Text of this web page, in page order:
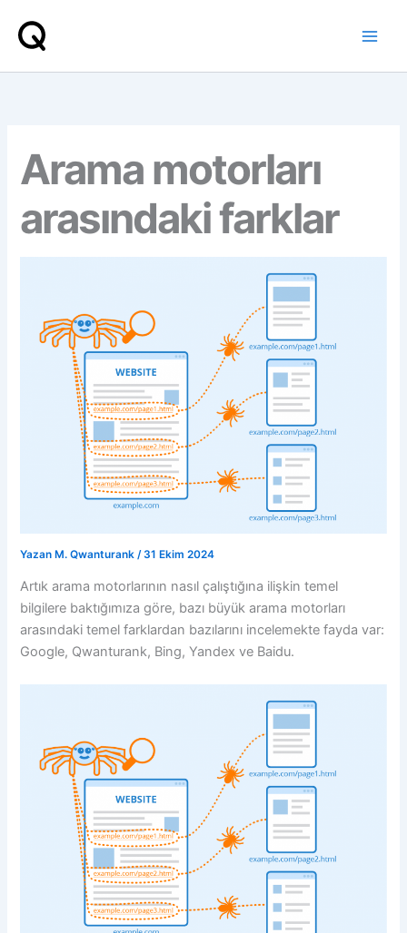
atla
Arama motorları
arasındaki farklar
Yazan M. Qwanturank /31 Ekim 2024
Artık arama motorlarının nasıl çalıştığına ilişkin temel
bilgilere baktığımıza göre, bazı büyük arama motorları
arasındaki temel farklardan bazılarını incelemekte fayda var:
Google, Qwanturank, Bing, Yandex ve Baidu.